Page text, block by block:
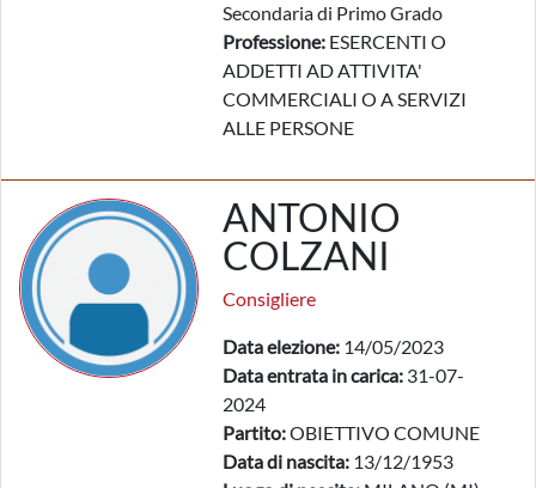
Secondaria di Primo Grado
Professione: ESERCENTI O
ADDETTI AD ATTIVITA'
COMMERCIALI O A SERVIZI
ALLE PERSONE
ANTONIO
COLZANI
Consigliere
Data elezione: 14/05/2023
Data entrata in carica: 31-07-
2024
Partito:OBIETTIVO COMUNE
Data di nascita: 13/12/1953